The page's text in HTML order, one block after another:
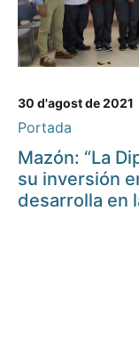
30 d'agost de 2021
Portada
Mazón: “La
su inversión
desarrolla en